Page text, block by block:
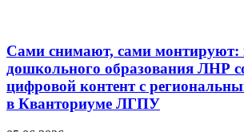
Сами снимают, сами монтируют:
дошкольного образования ЛНР
цифровой контент с
в Кванториуме ЛГПУ​